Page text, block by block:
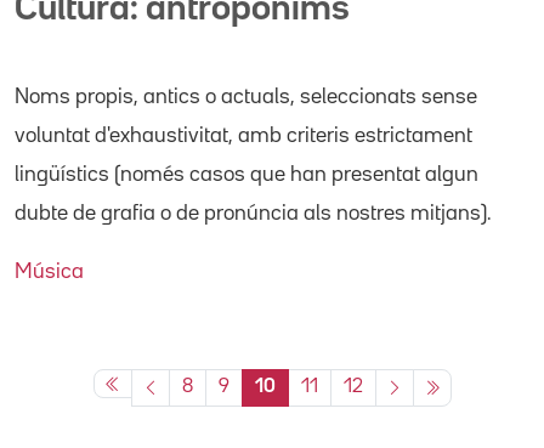
Cultura: antropònims
Noms propis, antics o actuals, seleccionats sense
voluntat d'exhaustivitat, amb criteris estrictament
lingüístics (només casos que han presentat algun
dubte de grafia o de pronúncia als nostres mitjans).
Música
8 9 10 11 12